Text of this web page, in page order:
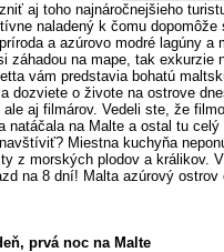
aj toho najnáročnejšieho
naladený k čomu dopomôže
a azúrovo modré lagúny a
záhadou na mape, tak exkurzie
vám predstavia bohatú
dozviete o živote na ostrove
aj filmárov. Vedeli ste, že
natáčala na Malte a ostal tu celý
Miestna kuchyňa
z morských plodov a králikov.
na 8 dní! Malta azúrový ostrov
prvá noc na Malte